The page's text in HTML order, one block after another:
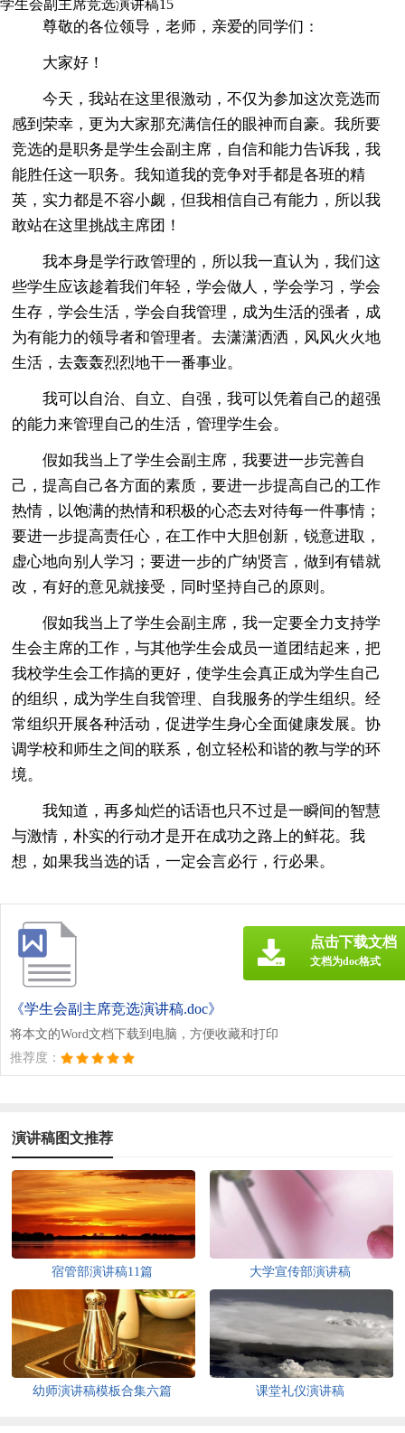
学生会副主席竞选演讲稿15
尊敬的各位领导，老师，亲爱的同学们：
大家好！
今天，我站在这里很激动，不仅为参加这次竞选而
感到荣幸，更为大家那充满信任的眼神而自豪。我所要
竞选的是职务是学生会副主席，自信和能力告诉我，我
能胜任这一职务。我知道我的竞争对手都是各班的精
英，实力都是不容小觑，但我相信自己有能力，所以我
敢站在这里挑战主席团！
我本身是学行政管理的，所以我一直认为，我们这
些学生应该趁着我们年轻，学会做人，学会学习，学会
生存，学会生活，学会自我管理，成为生活的强者，成
为有能力的领导者和管理者。去潇潇洒洒，风风火火地
生活，去轰轰烈烈地干一番事业。
我可以自治、自立、自强，我可以凭着自己的超强
的能力来管理自己的生活，管理学生会。
假如我当上了学生会副主席，我要进一步完善自
己，提高自己各方面的素质，要进一步提高自己的工作
热情，以饱满的热情和积极的心态去对待每一件事情；
要进一步提高责任心，在工作中大胆创新，锐意进取，
虚心地向别人学习；要进一步的广纳贤言，做到有错就
改，有好的意见就接受，同时坚持自己的原则。
假如我当上了学生会副主席，我一定要全力支持学
生会主席的工作，与其他学生会成员一道团结起来，把
我校学生会工作搞的更好，使学生会真正成为学生自己
的组织，成为学生自我管理、自我服务的学生组织。经
常组织开展各种活动，促进学生身心全面健康发展。协
调学校和师生之间的联系，创立轻松和谐的教与学的环
境。
我知道，再多灿烂的话语也只不过是一瞬间的智慧
与激情，朴实的行动才是开在成功之路上的鲜花。我
想，如果我当选的话，一定会言必行，行必果。
《学生会副主席竞选演讲稿.doc》
将本文的Word文档下载到电脑，方便收藏和打印
推荐度：
点击下载文档
文档为doc格式
演讲稿图文推荐
宿管部演讲稿11篇 大学宣传部演讲稿
幼师演讲稿模板合集六篇 课堂礼仪演讲稿